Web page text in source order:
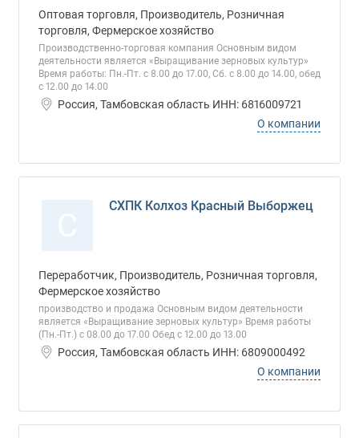
Оптовая торговля, Производитель, Розничная
торговля, Фермерское хозяйство
Производственно-торговая компания Основным видом
деятельности является «Выращивание зерновых культур»
Время работы: Пн.-Пт. с 8.00 до 17.00, Сб. с 8.00 до 14.00, обед
с 12.00 до 14.00
Россия, Тамбовская область ИНН: 6816009721
О компании
СХПК Колхоз Красный Выборжец
Переработчик, Производитель, Розничная торговля,
Фермерское хозяйство
производство и продажа Основным видом деятельности
является «Выращивание зерновых культур» Время работы
(Пн.-Пт.) с 08.00 до 17.00 Обед с 12.00 до 13.00
Россия, Тамбовская область ИНН: 6809000492
О компании